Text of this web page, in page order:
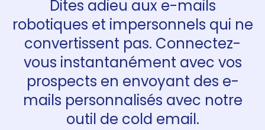
Dites adieu aux e-mails
robotiques et impersonnels qui ne
convertissent pas. Connectez-
vous instantanément avec vos
prospects en envoyant des e-
mails personnalisés avec notre
outil de cold email.